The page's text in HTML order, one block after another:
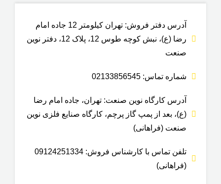
مناسب برای
ذخیره آب, ذخیره گازوییل, مواد
سوختی, موادهای صنعتی نظیر الکل ،
تینر آب ژاول
آدرس دفتر فروش: تهران کیلومتر 12 جاده امام
رضا (ع)، نبش کوچه طوس 12، پلاک 12، دفتر نوین
صنعت
شماره تماس: 02133856545
آدرس کارگاه نوین صنعت: تهران، جاده امام رضا
(ع)، بعد از پمپ گاز پرچم، کارگاه صنایع فلزی نوین
صنعت (فراهانی)
تلفن تماس با کارشناس فروش: 09124251334
(فراهانی)